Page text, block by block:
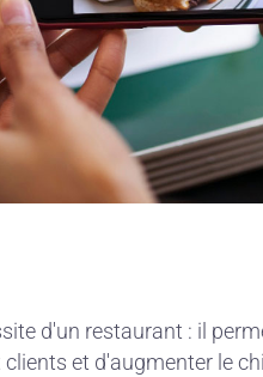
d'un restaurant : il
et d'augmenter le